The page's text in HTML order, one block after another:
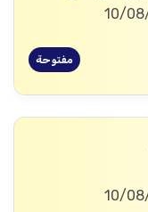
مفتوحة